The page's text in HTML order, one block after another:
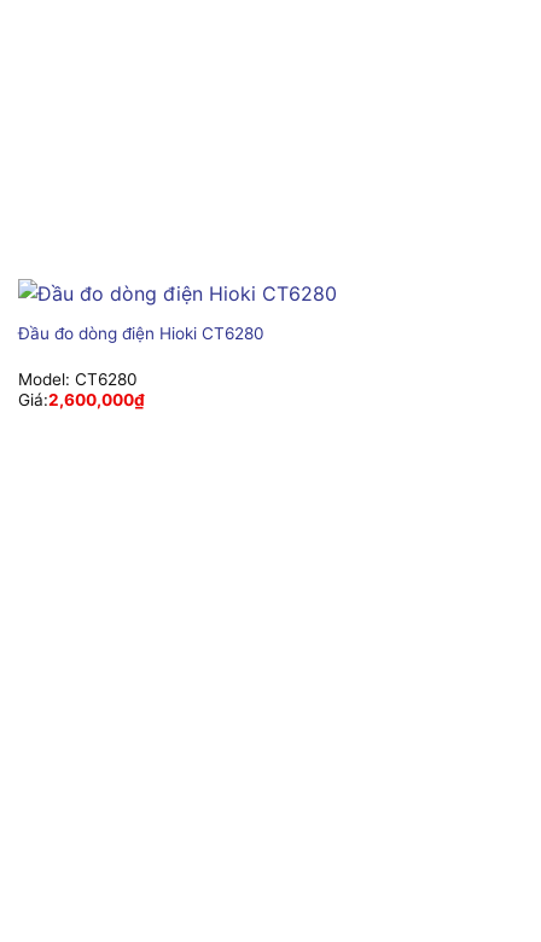
Đầu đo dòng điện Hioki CT6280
Model: CT6280
Giá:2,600,000₫